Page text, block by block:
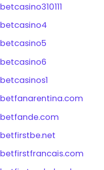
betcasino310111
betcasino4
betcasino5
betcasino6
betcasinos1
betfanarentina.com
betfande.com
betfirstbe.net
betfirstfrancais.com